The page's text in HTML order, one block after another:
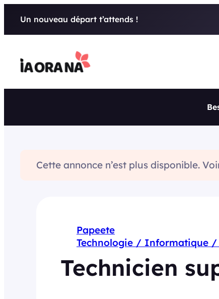
Un nouveau départ t’attends !
Cette annonce n’est plus disponible.
Papeete
Technologie / Informatique /
Technicien